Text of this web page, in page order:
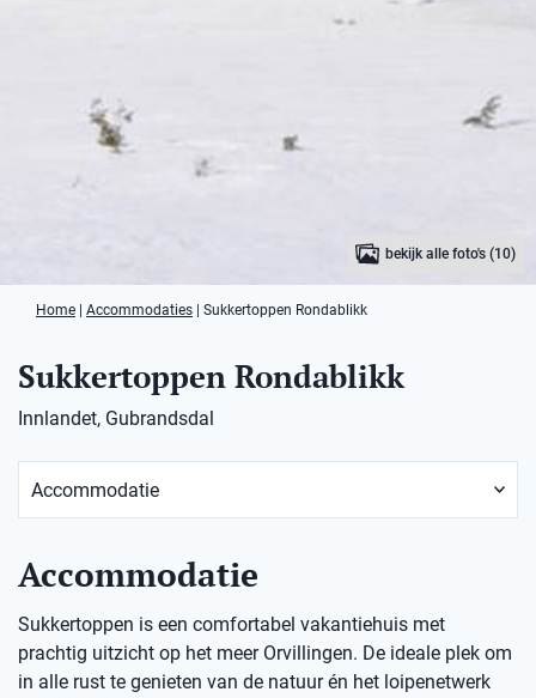
bekijk alle foto's (10)
Home Accommodaties Sukkertoppen Rondablikk
Sukkertoppen Rondablikk
Innlandet, Gubrandsdal
Accommodatie
Sukkertoppen is een comfortabel vakantiehuis met
prachtig uitzicht op het meer Orvillingen. De ideale plek om
in alle rust te genieten van de natuur én het loipenetwerk